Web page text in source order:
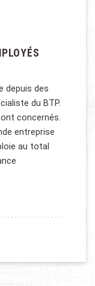
depuis des
du BTP.
concernés.
entreprise
au total
PRIVÉS DE